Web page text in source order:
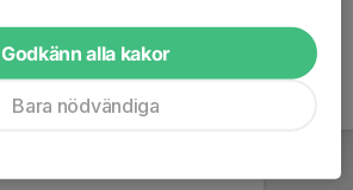
Godkänn alla kakor
Bara nödvändiga